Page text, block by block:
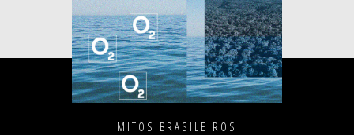
MITOS BRASILEIROS